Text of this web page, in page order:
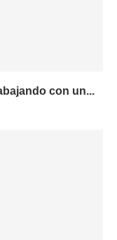
con un...